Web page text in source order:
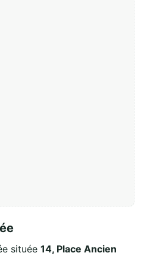
située 14, Place Ancien